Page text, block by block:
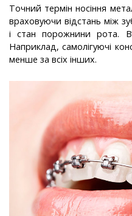
Точний термін носіння
враховуючи відстань між
і стан порожнини рота.
Наприклад, самолігуючі
менше за всіх інших.